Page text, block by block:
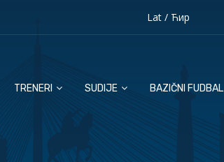
Lat/ Ћир
TRENERI SUDIJE BAZIČNI FUDBAL